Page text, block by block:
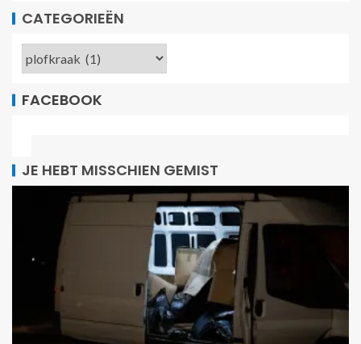
CATEGORIEËN
FACEBOOK
JE HEBT MISSCHIEN GEMIST